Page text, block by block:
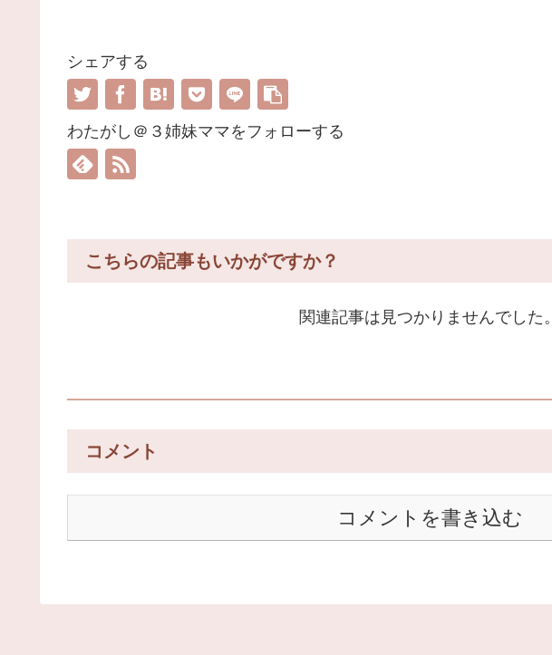
シェアする
わたがし＠３姉妹ママをフォローする
こちらの記事もいかがですか？
関連記事は見つかりませんでした。
コメント
コメントを書き込む